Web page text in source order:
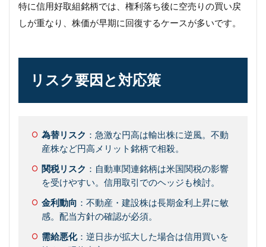
特に信用好取組銘柄では、権利落ち後に空売りの買い戻
しが重なり、株価が早期に回復するケースが多いです。
リスク要因と対応策
為替リスク ：急激な円高は輸出株に逆風。不動
産株など円高メリット銘柄で相殺。
関税リスク ：自動車関連銘柄は米国関税の影響
を受けやすい。信用取引でのヘッジも検討。
金利動向 ：不動産・建設株は長期金利上昇に敏
感。配当方針の確認が必須。
需給悪化：逆日歩が拡大した場合は信用買いを